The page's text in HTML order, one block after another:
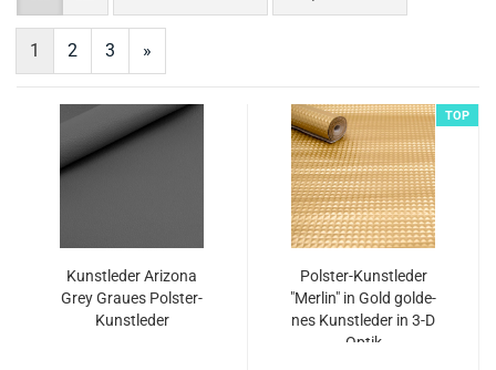
1 2 3 »
Kunst­le­der Ari­zo­na
Grey Grau­es Polster-​​
Kunst­le­der
TOP
Polster-​​Kunst­le­der
"Mer­lin" in Gold gol­de­
nes Kunst­le­der in 3-D
Optik